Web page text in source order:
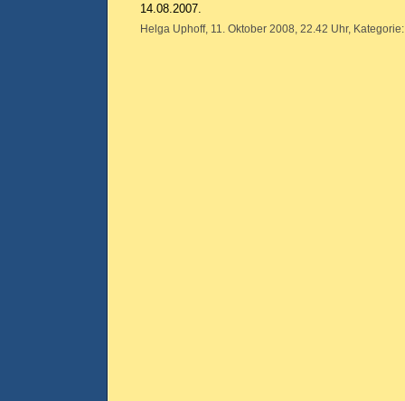
14.08.2007.
Helga Uphoff, 11. Oktober 2008, 22.42 Uhr,